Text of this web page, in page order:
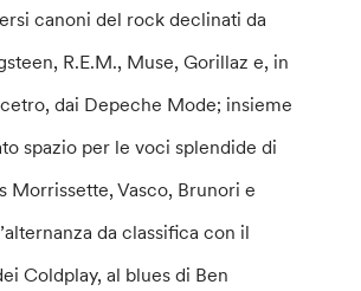
canoni del rock declinati da
R.E.M., Muse, Gorillaz e, in
dai Depeche Mode; insieme
spazio per le voci splendide di
Morrissette, Vasco, Brunori e
da classifica con il
Coldplay, al blues di Ben